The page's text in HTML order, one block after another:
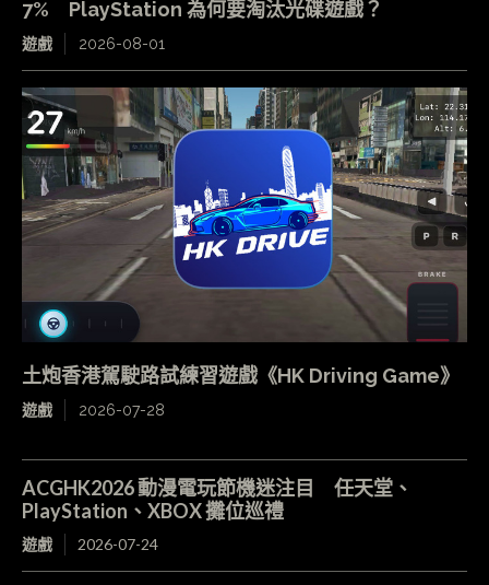
7% PlayStation 為何要淘汰光碟遊戲？
遊戲 2026-08-01
土炮香港駕駛路試練習遊戲《HK Driving Game》
遊戲 2026-07-28
ACGHK2026 動漫電玩節機迷注目 任天堂、
PlayStation、XBOX 攤位巡禮
遊戲 2026-07-24